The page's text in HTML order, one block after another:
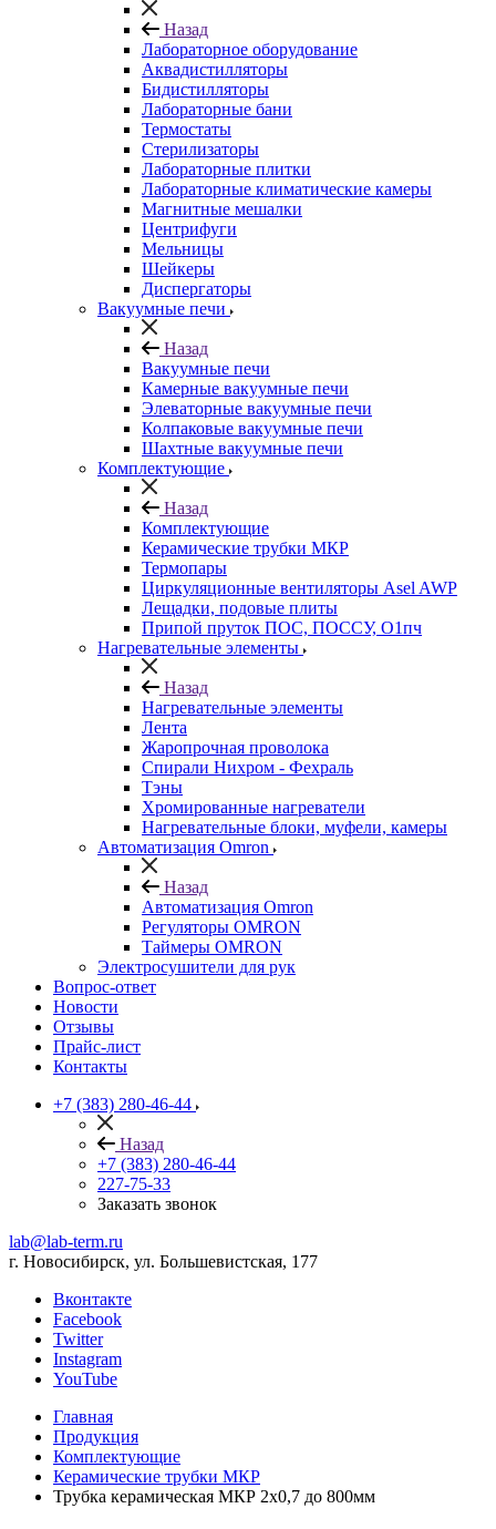
Назад
Лабораторное оборудование
Аквадистилляторы
Бидистилляторы
Лабораторные бани
Термостаты
Стерилизаторы
Лабораторные плитки
Лабораторные климатические камеры
Магнитные мешалки
Центрифуги
Мельницы
Шейкеры
Диспергаторы
Вакуумные печи
Назад
Вакуумные печи
Камерные вакуумные печи
Элеваторные вакуумные печи
Колпаковые вакуумные печи
Шахтные вакуумные печи
Комплектующие
Назад
Комплектующие
Керамические трубки МКР
Термопары
Циркуляционные вентиляторы Asel AWP
Лещадки, подовые плиты
Припой пруток ПОС, ПОССУ, О1пч
Нагревательные элементы
Назад
Нагревательные элементы
Лента
Жаропрочная проволока
Спирали Нихром - Фехраль
Тэны
Хромированные нагреватели
Нагревательные блоки, муфели, камеры
Автоматизация Omron
Назад
Автоматизация Omron
Регуляторы OMRON
Таймеры OMRON
Электросушители для рук
Вопрос-ответ
Новости
Отзывы
Прайс-лист
Контакты
+7 (383) 280-46-44
Назад
+7 (383) 280-46-44
227-75-33
Заказать звонок
lab@lab-term.ru
г. Новосибирск, ул. Большевистская, 177
Вконтакте
Facebook
Twitter
Instagram
YouTube
Главная
Продукция
Комплектующие
Керамические трубки МКР
Трубка керамическая МКР 2х0,7 до 800мм